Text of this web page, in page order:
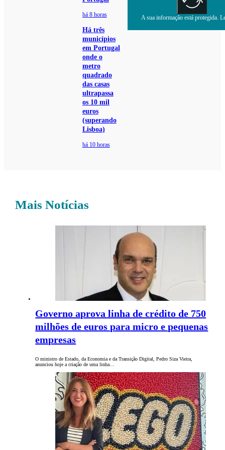
há 8 horas
Há três
municípios
em Portugal
onde o
metro
quadrado
das casas
ultrapassa
os 10 mil
euros
(superando
Lisboa)
há 10 horas
A sua informação está protegida.
Mais Notícias
Governo aprova linha de crédito de 750
milhões de euros para micro e pequenas
empresas
O ministro de Estado, da Economia e da Transição Digital, Pedro Siza Vieira,
anunciou hoje a criação de uma linha…